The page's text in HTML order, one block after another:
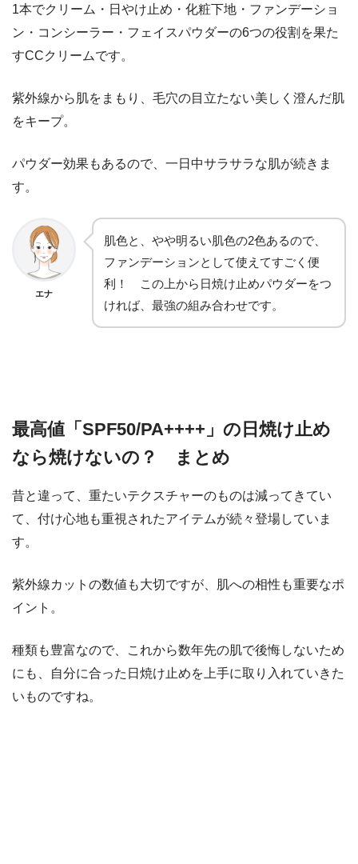
1本でクリーム・日やけ止め・化粧下地・ファンデーショ
ン・コンシーラー・フェイスパウダーの6つの役割を果た
すCCクリームです。
紫外線から肌をまもり、毛穴の目立たない美しく澄んだ肌
をキープ。
パウダー効果もあるので、一日中サラサラな肌が続きま
す。
エナ
肌色と、やや明るい肌色の2色あるので、
ファンデーションとして使えてすごく便
利！ この上から日焼け止めパウダーをつ
ければ、最強の組み合わせです。
最高値「SPF50/PA++++」の日焼け止め
なら焼けないの？ まとめ
昔と違って、重たいテクスチャーのものは減ってきてい
て、付け心地も重視されたアイテムが続々登場していま
す。
紫外線カットの数値も大切ですが、肌への相性も重要なポ
イント。
種類も豊富なので、これから数年先の肌で後悔しないため
にも、自分に合った日焼け止めを上手に取り入れていきた
いものですね。